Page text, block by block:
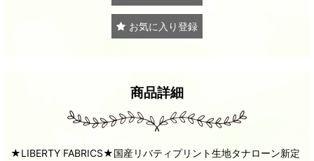
お気に入り登録
商品詳細
★LIBERTY FABRICS★国産リバティプリント生地タナローン新定